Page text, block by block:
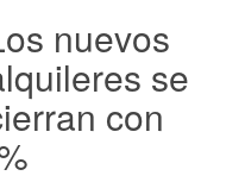
nuevos
se
con